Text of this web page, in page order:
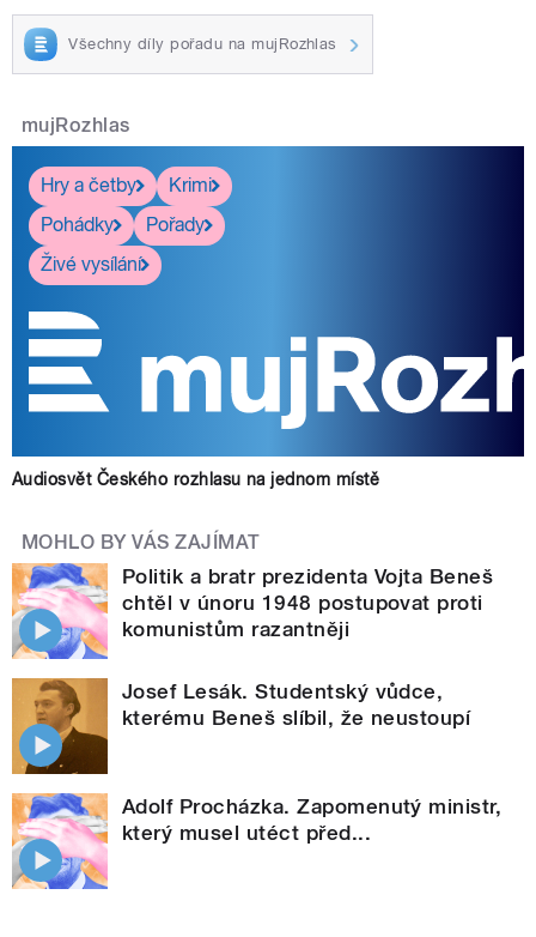
Všechny díly pořadu na mujRozhlas
mujRozhlas
Hry a četby
Krimi
Pohádky
Pořady
Živé vysílání
Audiosvět Českého rozhlasu na jednom místě
MOHLO BY VÁS ZAJÍMAT
Politik a bratr prezidenta Vojta Beneš
chtěl v únoru 1948 postupovat proti
komunistům razantněji
Josef Lesák. Studentský vůdce,
kterému Beneš slíbil, že neustoupí
Adolf Procházka. Zapomenutý ministr,
který musel utéct před...